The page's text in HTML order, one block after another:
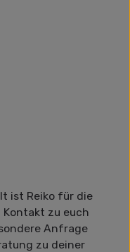
ist Reiko für die
zu euch
Anfrage
zu deiner